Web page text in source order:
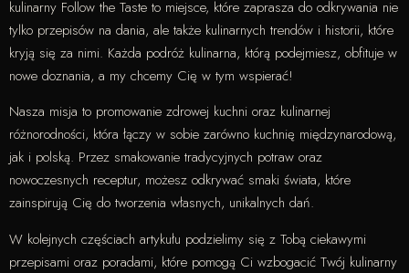
kulinarny Follow the Taste to miejsce, które zaprasza do odkrywania nie
tylko przepisów na dania, ale także kulinarnych trendów i historii, które
kryją się za nimi. Każda podróż kulinarna, którą podejmiesz, obfituje w
nowe doznania, a my chcemy Cię w tym wspierać!
Nasza misja to promowanie zdrowej kuchni oraz kulinarnej
różnorodności, która łączy w sobie zarówno kuchnię międzynarodową,
jak i polską. Przez smakowanie tradycyjnych potraw oraz
nowoczesnych receptur, możesz odkrywać smaki świata, które
zainspirują Cię do tworzenia własnych, unikalnych dań.
W kolejnych częściach artykułu podzielimy się z Tobą ciekawymi
przepisami oraz poradami, które pomogą Ci wzbogacić Twój kulinarny